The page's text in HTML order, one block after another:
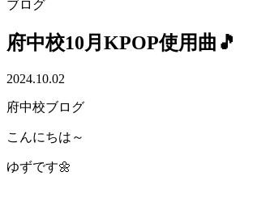
ブログ
府中校10月KPOP使用曲🎵
2024.10.02
府中校ブログ
こんにちは～
ゆずです🌼